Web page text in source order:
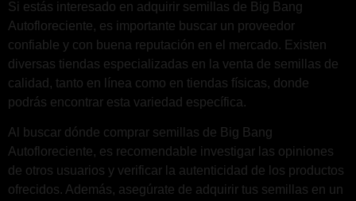
Si estás interesado en adquirir semillas de Big Bang
Autofloreciente, es importante buscar un proveedor
confiable y con buena reputación en el mercado. Existen
diversas tiendas especializadas en la venta de semillas de
calidad, tanto en línea como en tiendas físicas, donde
podrás encontrar esta variedad específica.
Al buscar dónde comprar semillas de Big Bang
Autofloreciente, es recomendable investigar las opiniones
de otros usuarios y verificar la autenticidad de los productos
ofrecidos. Además, asegúrate de adquirir tus semillas en un